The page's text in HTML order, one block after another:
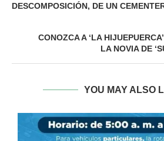
DESCOMPOSICIÓN, DE UN
CONOZCA A ‘LA
LA NOVIA DE
YOU MAY ALSO